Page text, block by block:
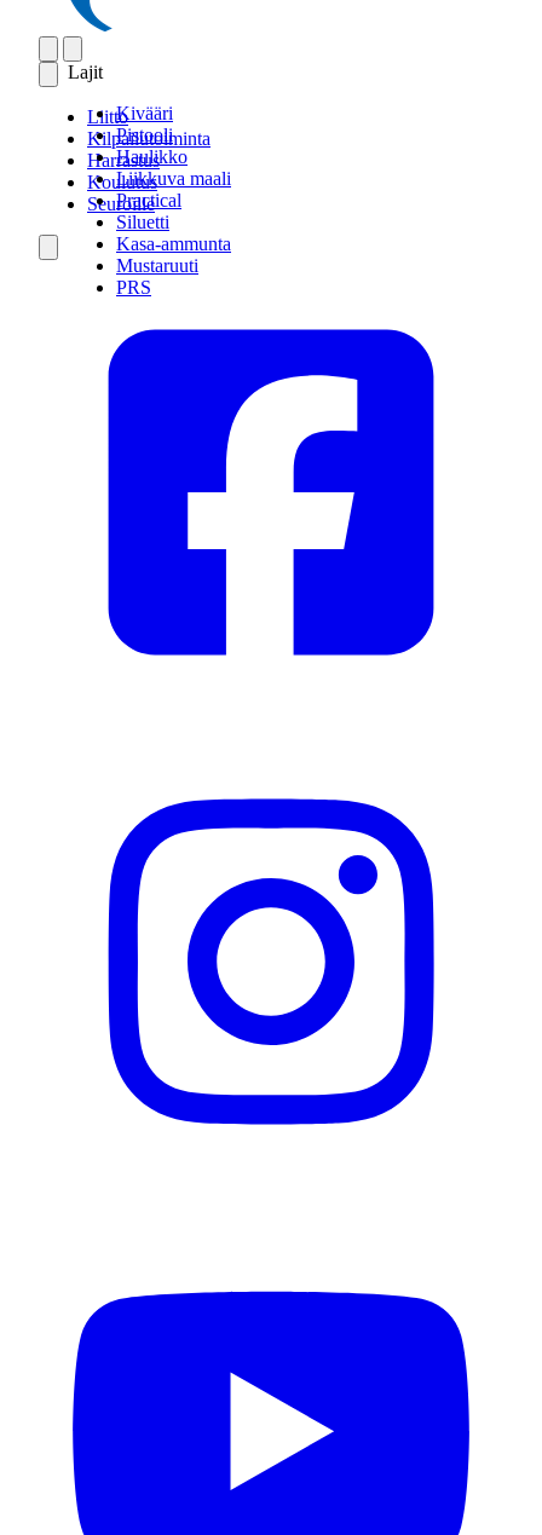
Lajit
Kivääri
Pistooli
Haulikko
Liikkuva maali
Practical
Siluetti
Kasa-ammunta
Mustaruuti
PRS
Liitto
Kilpailutoiminta
Harrastus
Koulutus
Seuroille